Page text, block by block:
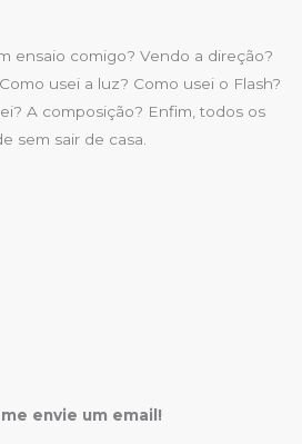
ensaio comigo? Vendo a direção?
usei a luz? Como usei o Flash?
A composição? Enfim, todos os
sem sair de casa.
envie um email!